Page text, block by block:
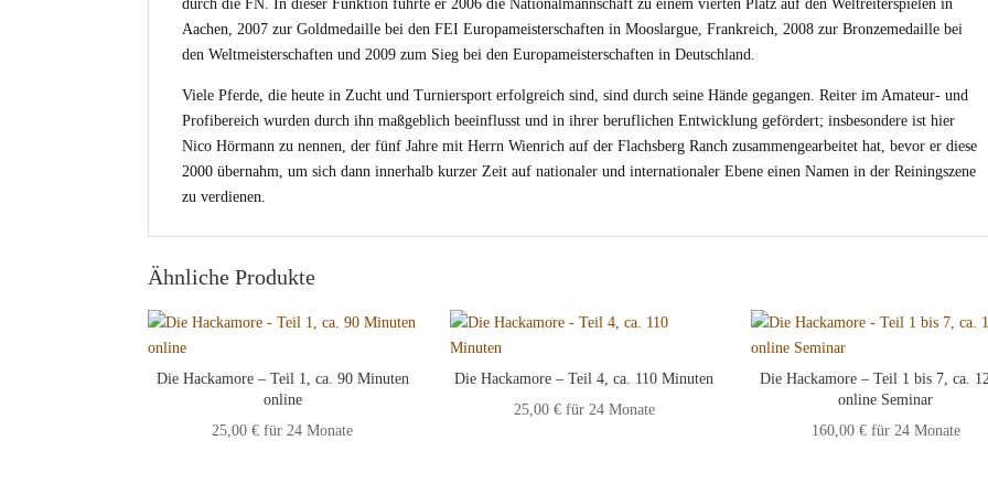
durch die FN. In dieser Funktion führte er 2006 die Nationalmannschaft zu einem vierten Platz auf den Weltreiterspielen in
Aachen, 2007 zur Goldmedaille bei den FEI Europameisterschaften in Mooslargue, Frankreich, 2008 zur Bronzemedaille bei
den Weltmeisterschaften und 2009 zum Sieg bei den Europameisterschaften in Deutschland.
Viele Pferde, die heute in Zucht und Turniersport erfolgreich sind, sind durch seine Hände gegangen. Reiter im Amateur- und
Profibereich wurden durch ihn maßgeblich beeinflusst und in ihrer beruflichen Entwicklung gefördert; insbesondere ist hier
Nico Hörmann zu nennen, der fünf Jahre mit Herrn Wienrich auf der Flachsberg Ranch zusammengearbeitet hat, bevor er diese
2000 übernahm, um sich dann innerhalb kurzer Zeit auf nationaler und internationaler Ebene einen Namen in der Reiningszene
zu verdienen.
Ähnliche Produkte
Die Hackamore – Teil 1, ca. 90 Minuten
online
25,00€ für 24 Monate
Die Hackamore – Teil 4, ca. 110 Minuten
25,00 €für 24 Monate
Die Hackamore – Teil 1 bis 7, ca.
online Seminar
160,00 €für 24 Monate